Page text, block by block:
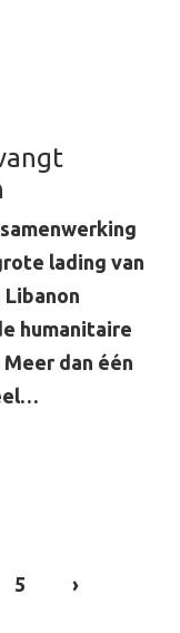
lading van
humanitaire
dan één
5 ›